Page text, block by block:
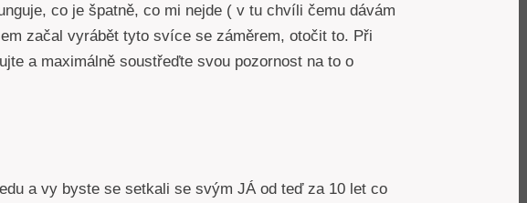
co je špatně, co mi nejde ( v tu chvíli čemu dávám
začal vyrábět tyto svíce se záměrem, otočit to. Při
a maximálně soustřeďte svou pozornost na to o
a vy byste se setkali se svým JÁ od teď za 10 let co